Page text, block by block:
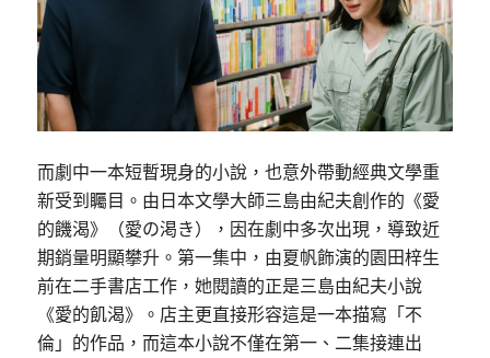
而劇中一本短暫現身的小說，也意外帶動經典文學重
新受到矚目。由日本文學大師三島由紀夫創作的《愛
的饑渴》（愛の渇き），因在劇中多次出現，導致近
期銷量明顯攀升。第一集中，由夏帆飾演的園田梓生
前在二手書店工作，她閱讀的正是三島由紀夫小說
《愛的飢渴》。店主更直接形容這是一本描寫「不
倫」的作品，而這本小說不僅在第一、二集接連出